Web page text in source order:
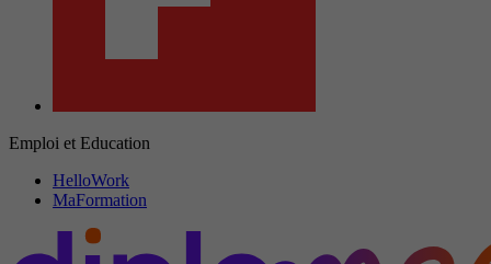
Emploi et Education
HelloWork
MaFormation